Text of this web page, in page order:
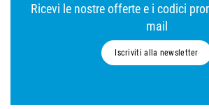
Ricevi le nostre offerte e i codici
mail
Iscriviti alla newsletter